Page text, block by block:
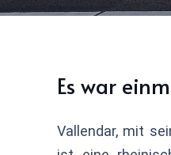
Es war
Vallendar, mit